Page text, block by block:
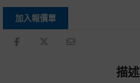
加入報價單
描述